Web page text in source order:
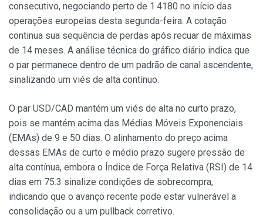
consecutivo, negociando perto de 1.4180 no início das
operações europeias desta segunda-feira. A cotação
continua sua sequência de perdas após recuar de máximas
de 14 meses. A análise técnica do gráfico diário indica que
o par permanece dentro de um padrão de canal ascendente,
sinalizando um viés de alta contínuo.
O par USD/CAD mantém um viés de alta no curto prazo,
pois se mantém acima das Médias Móveis Exponenciais
(EMAs) de 9 e 50 dias. O alinhamento do preço acima
dessas EMAs de curto e médio prazo sugere pressão de
alta contínua, embora o Índice de Força Relativa (RSI) de 14
dias em 75.3 sinalize condições de sobrecompra,
indicando que o avanço recente pode estar vulnerável a
consolidação ou a um pullback corretivo.